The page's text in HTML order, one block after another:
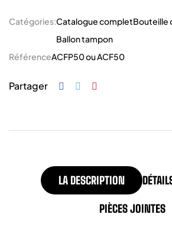
Catégories:Catalogue completBouteille
Ballon tampon
RéférenceACFP50 ou ACF50
Partager
LA DESCRIPTION
PIÈCES JOINTES